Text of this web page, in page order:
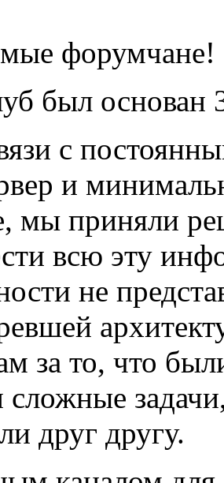
форумчане!
был основан
с
и
мы приняли
всю эту
не
за то, что
друг другу.